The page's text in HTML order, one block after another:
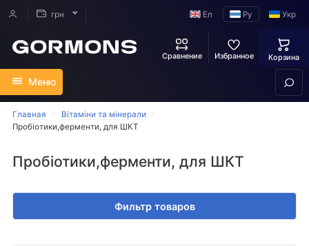
грн Укр
Ру
En
Сравнение Избранное Корзина
Меню
Главная
Вітаміни та мінерали
Пробіотики,ферменти, для ШКТ
Пробіотики,ферменти, для ШКТ
Фильтр товаров